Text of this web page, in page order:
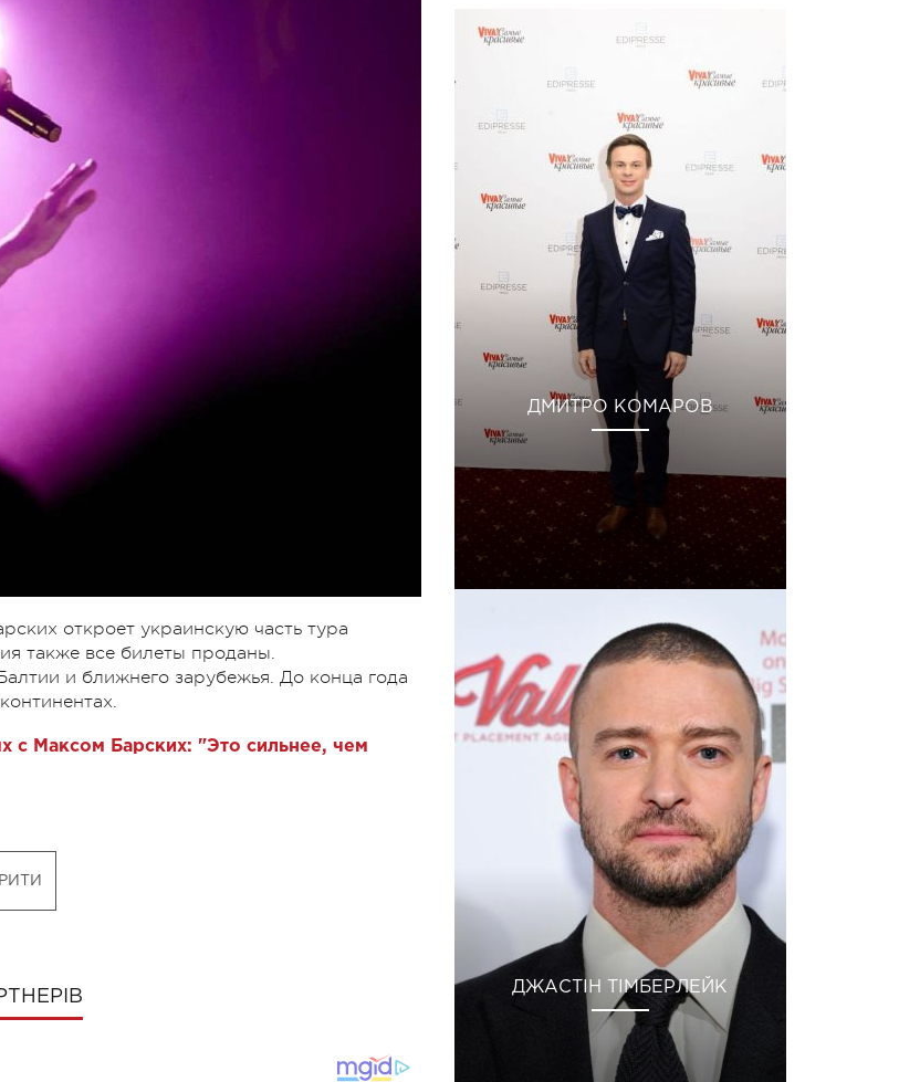
откроет украинскую часть тура
также все билеты проданы.
и ближнего зарубежья. До конца года
с Максом Барских: "Это сильнее, чем
ДМИТРО КОМАРОВ
ДЖАСТІН ТІМБЕРЛЕЙК